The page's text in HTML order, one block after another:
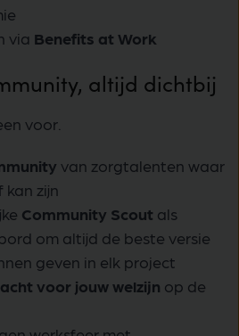
via Benefits at Work
altijd dichtbij
voor.
van zorgtalenten waar
kan zijn
Community Scout als
om altijd de beste versie
geven in elk project
voor jouw welzijn op de